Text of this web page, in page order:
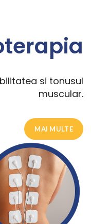
si tonusul
muscular.
MAI MULTE